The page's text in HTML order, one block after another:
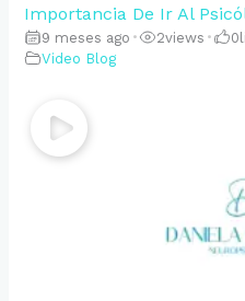
Importancia De Ir Al
9 meses ago • 2views • 0
Video Blog